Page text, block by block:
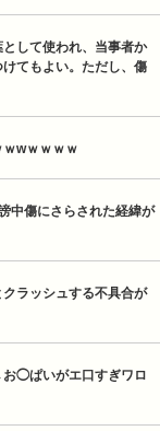
して使われ、当事者か
てもよい。ただし、傷
ｗwｗｗｗｗ
中傷にさらされた経緯が
クラッシュする不具合が
お◯ぱいがエ口すぎワロ